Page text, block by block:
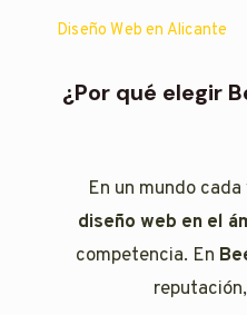
Diseño Web en Alicante
¿Por qué elegir
En un mundo
diseño web en el
competencia. En